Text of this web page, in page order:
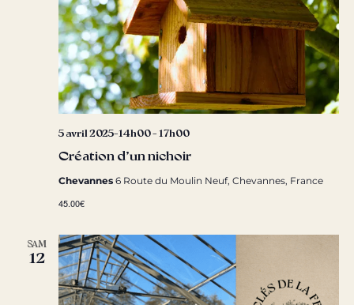
Création d’un nichoir
5 avril 2025-14h00- 17h00
Chevannes 6 Route du Moulin Neuf, Chevannes, France
45.00€
SAM
12